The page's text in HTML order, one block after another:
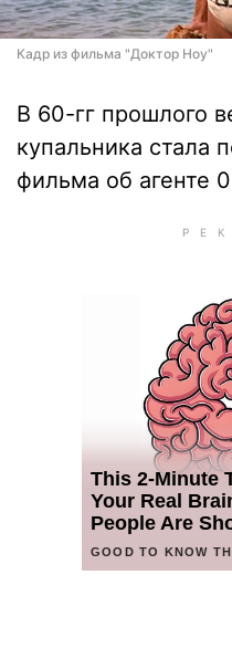
Кадр из фильма "Доктор Ноу"
В 60-гг прошлого
купальника стала
фильма об агенте